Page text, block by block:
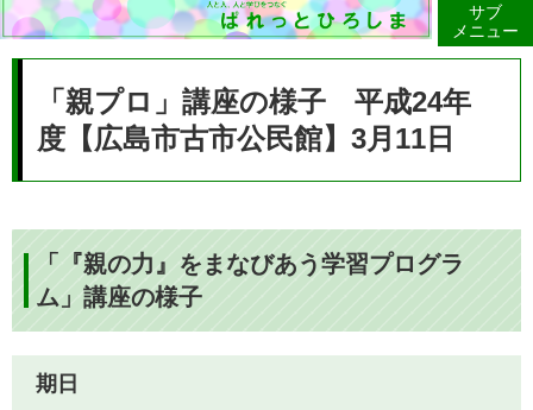
サブ
メニュー
「親プロ」講座の様子 平成24年
度【広島市古市公民館】3月11日
「『親の力』をまなびあう学習プログラ
ム」講座の様子
期日